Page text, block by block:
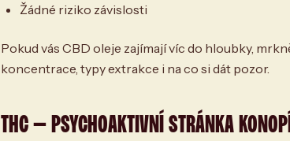
Žádné riziko závislosti
Pokud vás CBD oleje zajímají víc do hloubky,
koncentrace, typy extrakce i na co si dát pozor.
THC — PSYCHOAKTIVNÍ STRÁNKA